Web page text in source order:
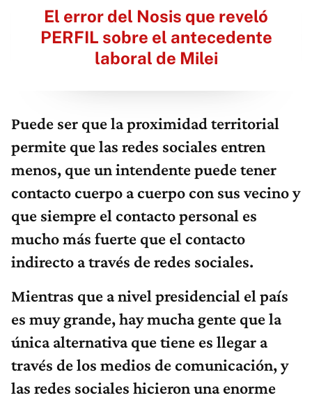
El error del Nosis que reveló
PERFIL sobre el antecedente
laboral de Milei
Puede ser que la proximidad territorial
permite que las redes sociales entren
menos, que un intendente puede tener
contacto cuerpo a cuerpo con sus vecino y
que siempre el contacto personal es
mucho más fuerte que el contacto
indirecto a través de redes sociales.
Mientras que a nivel presidencial el país
es muy grande, hay mucha gente que la
única alternativa que tiene es llegar a
través de los medios de comunicación, y
las redes sociales hicieron una enorme